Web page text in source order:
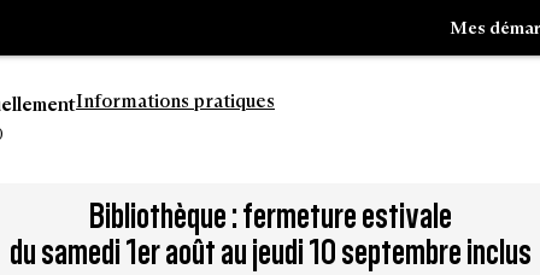
à
la
Mes
Informations pratiques
Bibliothèque : fermeture estivale
du samedi 1er août au jeudi 10 septembre inclus